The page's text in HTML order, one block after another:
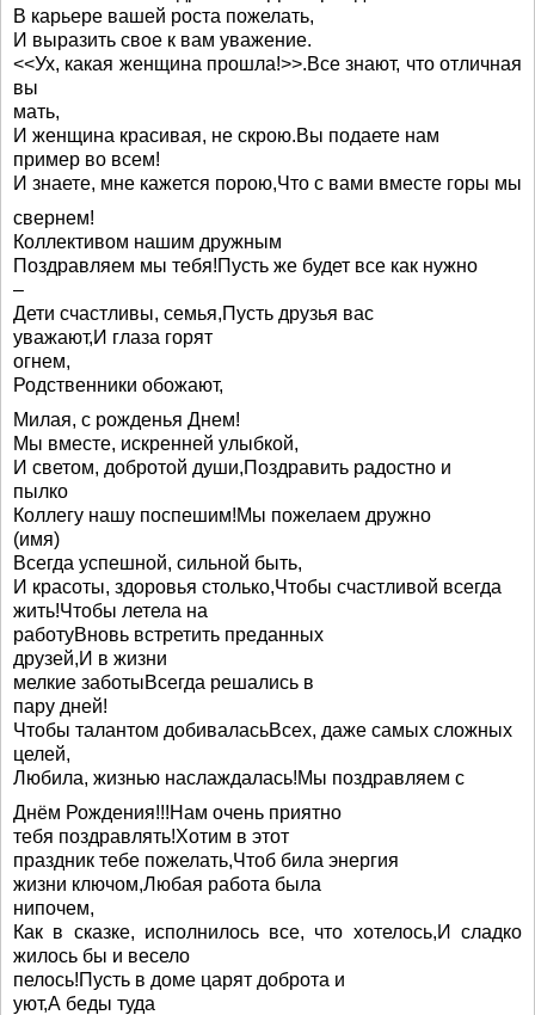
В карьере вашей роста пожелать,
И выразить свое к вам уважение.
<<Ух, какая женщина прошла!>>.Все знают, что отличная
вы
мать,
И женщина красивая, не скрою.Вы подаете нам
пример во всем!
И знаете, мне кажется порою,Что с вами вместе горы мы
свернем!
Коллективом нашим дружным
Поздравляем мы тебя!Пусть же будет все как нужно
–
Дети счастливы, семья,Пусть друзья вас
уважают,И глаза горят
огнем,
Родственники обожают,
Милая, с рожденья Днем!
Мы вместе, искренней улыбкой,
И светом, добротой души,Поздравить радостно и
пылко
Коллегу нашу поспешим!Мы пожелаем дружно
(имя)
Всегда успешной, сильной быть,
И красоты, здоровья столько,Чтобы счастливой всегда
жить!Чтобы летела на
работуВновь встретить преданных
друзей,И в жизни
мелкие заботыВсегда решались в
пару дней!
Чтобы талантом добиваласьВсех, даже самых сложных
целей,
Любила, жизнью наслаждалась!Мы поздравляем с
Днём Рождения!!!Нам очень приятно
тебя поздравлять!Хотим в этот
праздник тебе пожелать,Чтоб била энергия
жизни ключом,Любая работа была
нипочем,
Как в сказке, исполнилось все, что хотелось,И сладко
жилось бы и весело
пелось!Пусть в доме царят доброта и
уют,А беды туда